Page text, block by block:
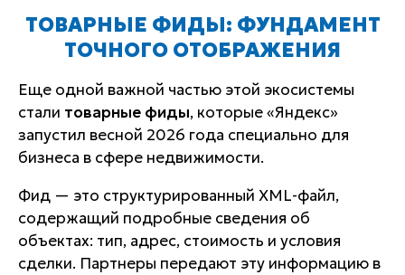
ТОВАРНЫЕ ФИДЫ: ФУНДАМЕНТ
ТОЧНОГО ОТОБРАЖЕНИЯ
Еще одной важной частью этой экосистемы
стали товарные фиды, которые «Яндекс»
запустил весной 2026 года специально для
бизнеса в сфере недвижимости.
Фид — это структурированный XML-файл,
содержащий подробные сведения об
объектах: тип, адрес, стоимость и условия
сделки. Партнеры передают эту информацию в